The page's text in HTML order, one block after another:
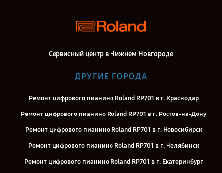
Сервисный центр в Нижнем Новгороде
ДРУГИЕ ГОРОДА
Ремонт цифрового пианино Roland RP701 в г. Краснодар
Ремонт цифрового пианино Roland RP701 в г. Ростов-на-Дону
Ремонт цифрового пианино Roland RP701 в г. Новосибирск
Ремонт цифрового пианино Roland RP701 в г. Челябинск
Ремонт цифрового пианино Roland RP701 в г. Екатеринбург